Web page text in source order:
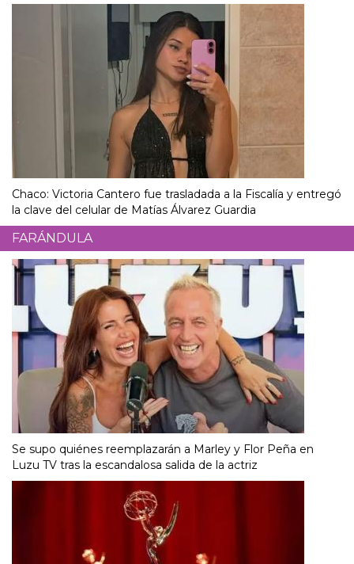
Chaco: Victoria Cantero fue trasladada a la Fiscalía y entregó
la clave del celular de Matías Álvarez Guardia
FARÁNDULA
Se supo quiénes reemplazarán a Marley y Flor Peña en
Luzu TV tras la escandalosa salida de la actriz